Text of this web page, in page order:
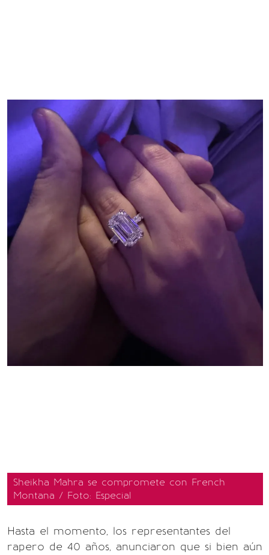
Sheikha Mahra se compromete con French
Montana / Foto: Especial
Hasta el momento, los representantes del
rapero de 40 años, anunciaron que si bien aún